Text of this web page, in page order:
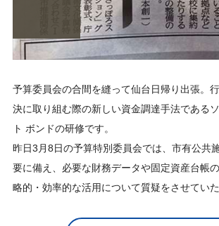
予算委員会の合間を縫って仙台日帰り出張。
決に取り組む際の新しい資金調達手法である
ト ボンドの研修です。
昨日3月8日の予算特別委員会では、市有公共
要に備え、必要な財務データや固定資産台帳
略的・効率的な活用について質疑をさせていた